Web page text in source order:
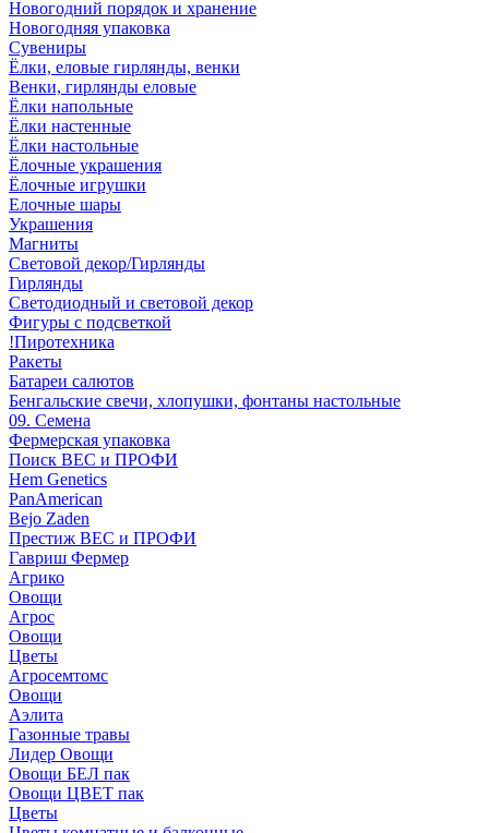
Новогодний порядок и хранение
Новогодняя упаковка
Сувениры
Ёлки, еловые гирлянды, венки
Венки, гирлянды еловые
Ёлки напольные
Ёлки настенные
Ёлки настольные
Ёлочные украшения
Ёлочные игрушки
Елочные шары
Украшения
Магниты
Световой декор/Гирлянды
Гирлянды
Светодиодный и световой декор
Фигуры с подсветкой
!Пиротехника
Ракеты
Батареи салютов
Бенгальские свечи, хлопушки, фонтаны настольные
09. Семена
Фермерская упаковка
Поиск ВЕС и ПРОФИ
Hem Genetics
PanAmerican
Bejo Zaden
Престиж ВЕС и ПРОФИ
Гавриш Фермер
Агрико
Овощи
Агрос
Овощи
Цветы
Агросемтомс
Овощи
Аэлита
Газонные травы
Лидер Овощи
Овощи БЕЛ пак
Овощи ЦВЕТ пак
Цветы